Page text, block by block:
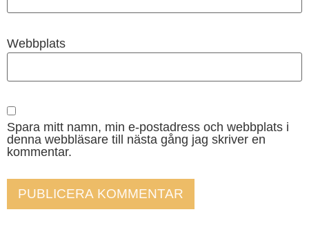
Webbplats
Spara mitt namn, min e-postadress och webbplats i
denna webbläsare till nästa gång jag skriver en
kommentar.